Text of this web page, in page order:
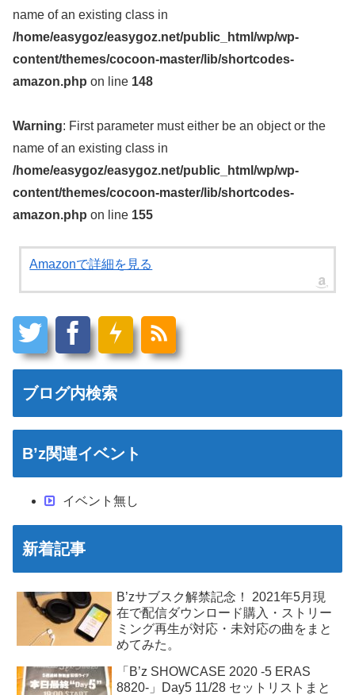
name of an existing class in
/home/easygoz/easygoz.net/public_html/wp/wp-
content/themes/cocoon-master/lib/shortcodes-
amazon.php on line 148
Warning: First parameter must either be an object or the
name of an existing class in
/home/easygoz/easygoz.net/public_html/wp/wp-
content/themes/cocoon-master/lib/shortcodes-
amazon.php on line 155
Amazonで詳細を見る
ブログ内検索
B’z関連イベント
イベント無し
新着記事
B’zサブスク解禁記念！ 2021年5月現
在で配信ダウンロード購入・ストリー
ミング再生が対応・未対応の曲をまと
めてみた。
「B’z SHOWCASE 2020 -5 ERAS
8820-」Day5 11/28 セットリストまと